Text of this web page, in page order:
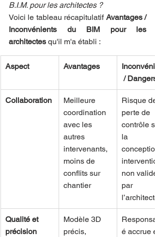
B.I.M. pour les architectes ?
Voici le tableau récapitulatif Avantages /
Inconvénients du BIM pour les
architectes qu'il m'a établi :
Aspect Avantages
/ Dangers
Collaboration
Meilleure
coordination
avec les
autres
intervenants,
moins de
conflits sur
chantier
Risque de
perte de
contrôle
la
non
par
l’architecte
Qualité et
précision
Modèle 3D
précis,
é accrue